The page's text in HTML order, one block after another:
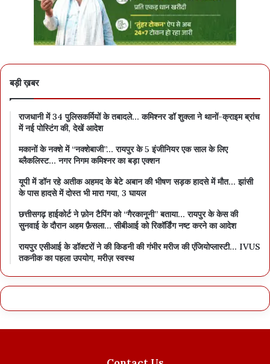
बड़ी ख़बर
राजधानी में 34 पुलिसकर्मियों के तबादले… कमिश्नर डॉ शुक्ला ने थानों-क्राइम ब्रांच
में नई पोस्टिंग की, देखें आदेश
मकानों के नक्शे में “नक्शेबाजी”… रायपुर के 5 इंजीनियर एक साल के लिए
ब्लैकलिस्ट… नगर निगम कमिश्नर का बड़ा एक्शन
यूपी में डॉन रहे अतीक अहमद के बेटे अबान की भीषण सड़क हादसे में मौत… झांसी
के पास हादसे में दोस्त भी मारा गया, 3 घायल
छत्तीसगढ़ हाईकोर्ट ने फ़ोन टैपिंग को “गैरकानूनी” बताया… रायपुर के केस की
सुनवाई के दौरान अहम फ़ैसला… सीबीआई को रिकॉर्डिंग नष्ट करने का आदेश
रायपुर एसीआई के डॉक्टरों ने की किडनी की गंभीर मरीज की एंजियोप्लास्टी… IVUS
तकनीक का पहला उपयोग, मरीज़ स्वस्थ